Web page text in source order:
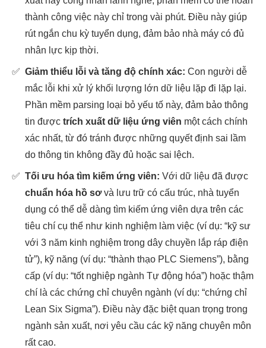
thành công việc này chỉ trong vài phút. Điều này giúp
rút ngắn chu kỳ tuyển dụng, đảm bảo nhà máy có đủ
nhân lực kịp thời.
✅ Giảm thiểu lỗi và tăng độ chính xác: Con người dễ
mắc lỗi khi xử lý khối lượng lớn dữ liệu lặp đi lặp lại.
Phần mềm parsing loại bỏ yếu tố này, đảm bảo thông
tin được trích xuất dữ liệu ứng viên một cách chính
xác nhất, từ đó tránh được những quyết định sai lầm
do thông tin không đầy đủ hoặc sai lệch.
✅ Tối ưu hóa tìm kiếm ứng viên: Với dữ liệu đã được
chuẩn hóa hồ sơvà lưu trữ có cấu trúc, nhà tuyển
dụng có thể dễ dàng tìm kiếm ứng viên dựa trên các
tiêu chí cụ thể như kinh nghiệm làm việc (ví dụ: “kỹ sư
với 3 năm kinh nghiệm trong dây chuyền lắp ráp điện
tử”), kỹ năng (ví dụ: “thành thạo PLC Siemens”), bằng
cấp (ví dụ: “tốt nghiệp ngành Tự động hóa”) hoặc thậm
chí là các chứng chỉ chuyên ngành (ví dụ: “chứng chỉ
Lean Six Sigma”). Điều này đặc biệt quan trọng trong
ngành sản xuất, nơi yêu cầu các kỹ năng chuyên môn
rất cao.